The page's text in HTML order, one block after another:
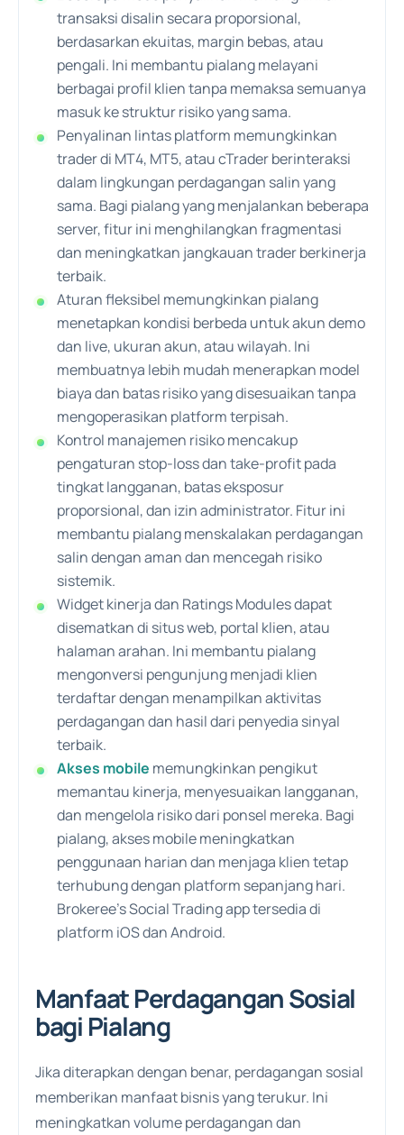
transaksi disalin secara proporsional,
berdasarkan ekuitas, margin bebas, atau
pengali. Ini membantu pialang melayani
berbagai profil klien tanpa memaksa semuanya
masuk ke struktur risiko yang sama.
Penyalinan lintas platform memungkinkan
trader di MT4, MT5, atau cTrader berinteraksi
dalam lingkungan perdagangan salin yang
sama. Bagi pialang yang menjalankan beberapa
server, fitur ini menghilangkan fragmentasi
dan meningkatkan jangkauan trader berkinerja
terbaik.
Aturan fleksibel memungkinkan pialang
menetapkan kondisi berbeda untuk akun demo
dan live, ukuran akun, atau wilayah. Ini
membuatnya lebih mudah menerapkan model
biaya dan batas risiko yang disesuaikan tanpa
mengoperasikan platform terpisah.
Kontrol manajemen risiko mencakup
pengaturan stop-loss dan take-profit pada
tingkat langganan, batas eksposur
proporsional, dan izin administrator. Fitur ini
membantu pialang menskalakan perdagangan
salin dengan aman dan mencegah risiko
sistemik.
Widget kinerja dan Ratings Modules dapat
disematkan di situs web, portal klien, atau
halaman arahan. Ini membantu pialang
mengonversi pengunjung menjadi klien
terdaftardengan menampilkan aktivitas
perdagangan dan hasil dari penyedia sinyal
terbaik.
Akses mobile memungkinkan pengikut
memantau kinerja, menyesuaikan langganan,
dan mengelola risiko dari ponsel mereka. Bagi
pialang, akses mobile meningkatkan
penggunaan harian dan menjaga klien tetap
terhubung dengan platform sepanjang hari.
Brokeree’s Social Trading app tersedia di
platform iOS dan Android.
Manfaat Perdagangan Sosial
bagi Pialang
Jika diterapkan dengan benar, perdagangan sosial
memberikan manfaat bisnis yang terukur. Ini
meningkatkan volume perdagangan dan